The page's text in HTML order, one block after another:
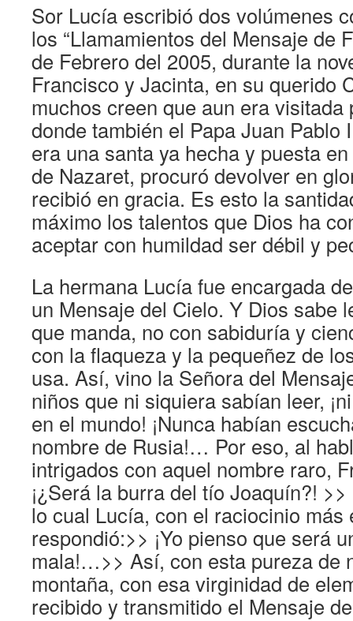
Sor Lucía escribió dos volúmenes
los “Llamamientos del Mensaje de
de Febrero del 2005, durante la
Francisco y Jacinta, en su querido
muchos creen que aun era visitada
donde también el Papa Juan Pablo
era una santa ya hecha y puesta
de Nazaret, procuró devolver en
recibió en gracia. Es esto la
máximo los talentos que Dios ha
aceptar con humildad ser débil y
La hermana Lucía fue encargada
un Mensaje del Cielo. Y Dios sabe
que manda, no con sabiduría y
con la flaqueza y la pequeñez de
usa. Así, vino la Señora del
niños que ni siquiera sabían leer,
en el mundo! ¡Nunca habían
nombre de Rusia!… Por eso, al
intrigados con aquel nombre raro,
¡¿Será la burra del tío Joaquín?!
lo cual Lucía, con el raciocinio más
respondió:>> ¡Yo pienso que será
mala!…>> Así, con esta pureza de
montaña, con esa virginidad de
recibido y transmitido el Mensaje